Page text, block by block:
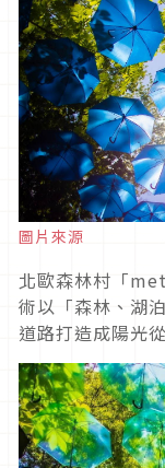
圖片來源
北歐森林村「
術以「森林、湖
道路打造成陽光